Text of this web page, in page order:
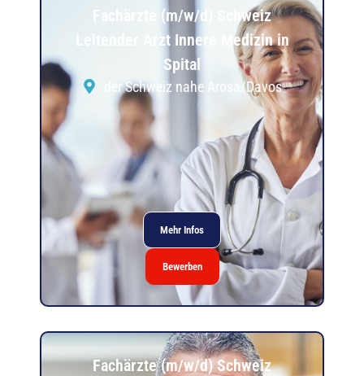
Fachärzte (m/w/d) Schweiz
Leitender Arzt Innere Medizin in
Spital
der Schweiz nahe Arosa/Davos
Mehr Infos
Bewerben
Fachärzte (m/w/d) Schweiz